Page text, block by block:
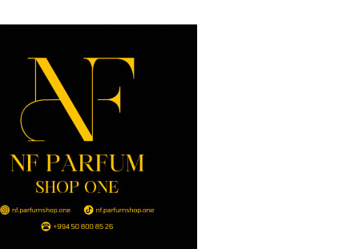
PENSİYA VƏ MÜAVİNƏTLƏR
ARTIRILACAQ? – Mühüm
- 13:45
yağış yağacaq
- 13:30